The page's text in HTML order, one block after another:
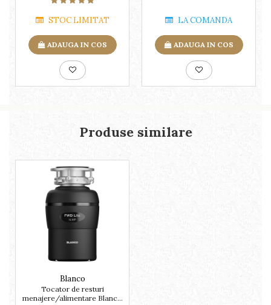
STOC LIMITAT
ADAUGA IN COS
LA COMANDA
ADAUGA IN COS
Produse similare
Blanco
Tocator de resturi
menajere/alimentare Blanco